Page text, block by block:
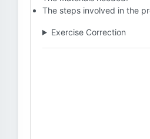
The steps involved in the
Exercise Correction